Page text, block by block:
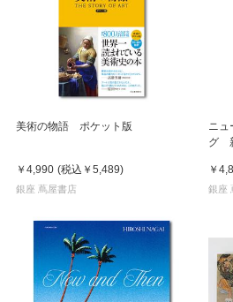
美術の物語 ポケット版
￥4,990 (税込 ￥5,489)
銀座 蔦屋書店
ニュ
グ
￥
銀座